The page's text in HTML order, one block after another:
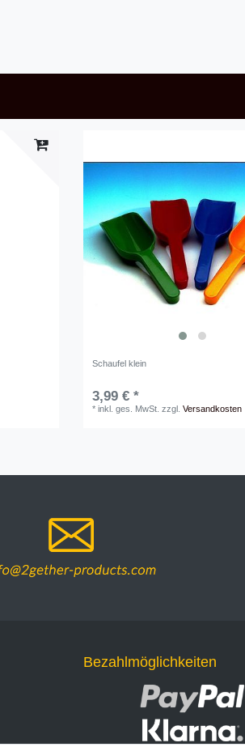
Schaufel klein
3,99 € *
*inkl. ges. MwSt. zzgl.Versandkosten
Bezahlmöglichkeiten